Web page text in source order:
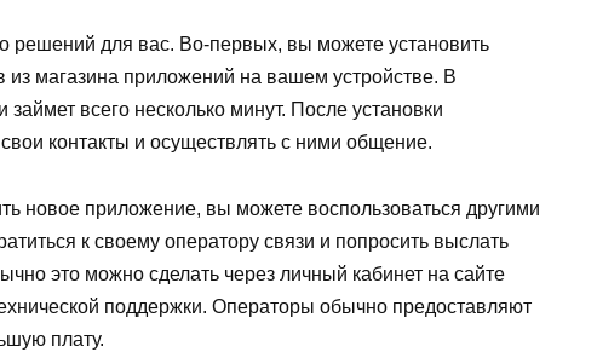
решений для вас. Во-первых, вы можете установить
из магазина приложений на вашем устройстве. В
всего несколько минут. После установки
контакты и осуществлять с ними общение.
новое приложение, вы можете воспользоваться другими
к своему оператору связи и попросить выслать
это можно сделать через личный кабинет на сайте
поддержки. Операторы обычно предоставляют
плату.